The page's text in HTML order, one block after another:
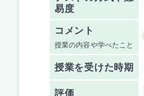
易度
コメント
授業の内容や学べたこと
授業を受けた時期
評価